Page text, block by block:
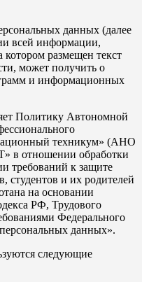
данных (далее
всей информации,
размещен текст
может получить о
и информационных
Политику Автономной
техникум» (АНО
отношении обработки
требований к защите
студентов и их родителей
на основании
РФ, Трудового
Федерального
данных».
следующие